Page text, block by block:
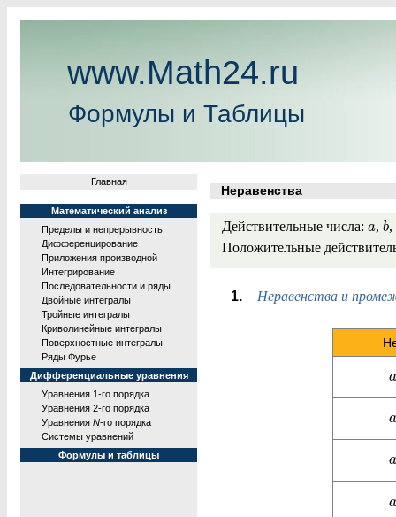
www.Math24.ru
Формулы и Таблицы
Главная
Математический анализ
Пределы и непрерывность
Дифференцирование
Приложения производной
Интегрирование
Последовательности и ряды
Двойные интегралы
Тройные интегралы
Криволинейные интегралы
Поверхностные интегралы
Ряды Фурье
Дифференциальные уравнения
Уравнения 1-го порядка
Уравнения 2-го порядка
Уравнения N-го порядка
Системы уравнений
Формулы и таблицы
Неравенства
Действительные числа: a, b,
Положительные
Неравенства и
a
a
a
a